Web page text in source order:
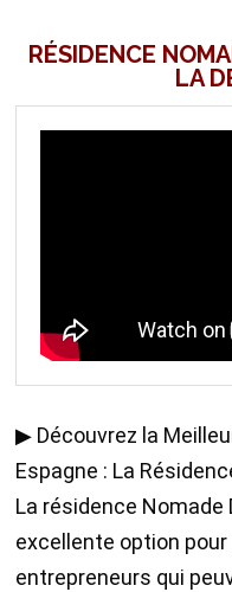
RÉSIDENCE
LA
▶ Découvrez la
Espagne : La
La résidence Nomade
excellente option
entrepreneurs qui